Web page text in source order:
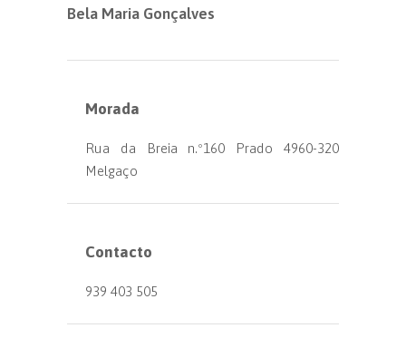
Bela Maria Gonçalves
Morada
Rua da Breia n.º160 Prado 4960-320
Melgaço
Contacto
939 403 505